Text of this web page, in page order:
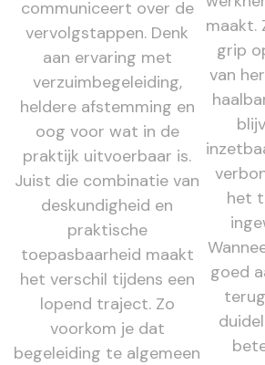
communiceert over de
vervolgstappen. Denk
aan ervaring met
verzuimbegeleiding,
heldere afstemming en
oog voor wat in de
praktijk uitvoerbaar is.
Juist die combinatie van
deskundigheid en
praktische
toepasbaarheid maakt
het verschil tijdens een
lopend traject. Zo
voorkom je dat
begeleiding te algemeen
maakt.
grip
van
het
goed